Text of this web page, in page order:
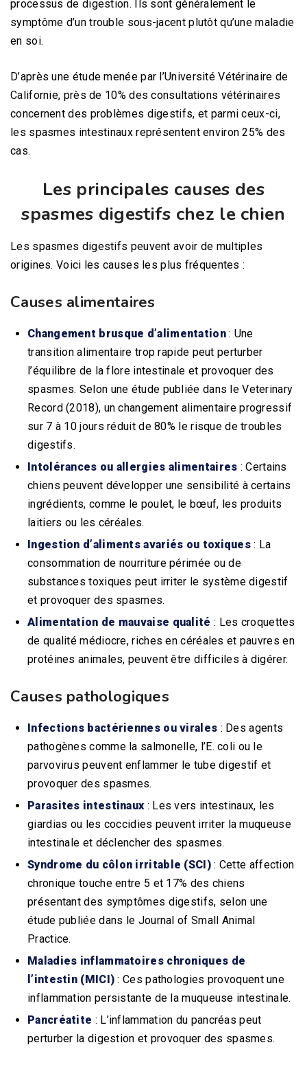
processus de digestion. Ils sont généralement le
symptôme d’un trouble sous-jacent plutôt qu’une maladie
en soi.
D’après une étude menée par l’Université Vétérinaire de
Californie, près de 10% des consultations vétérinaires
concernent des problèmes digestifs, et parmi ceux-ci,
les spasmes intestinaux représentent environ 25% des
cas.
Les principales causes des
spasmes digestifs chez le chien
Les spasmes digestifs peuvent avoir de multiples
origines. Voici les causes les plus fréquentes :
Causes alimentaires
Changement brusque d’alimentation: Une
transition alimentaire trop rapide peut perturber
l’équilibre de la flore intestinale et provoquer des
spasmes. Selon une étude publiée dans le Veterinary
Record (2018), un changement alimentaire progressif
sur 7 à 10 jours réduit de 80% le risque de troubles
digestifs.
Intolérances ou allergies alimentaires : Certains
chiens peuvent développer une sensibilité à certains
ingrédients, comme le poulet, le bœuf, les produits
laitiers ou les céréales.
Ingestion d’aliments avariés ou toxiques : La
consommation de nourriture périmée ou de
substances toxiques peut irriter le système digestif
et provoquer des spasmes.
Alimentation de mauvaise qualité : Les croquettes
de qualité médiocre, riches en céréales et pauvres en
protéines animales, peuvent être difficiles à digérer.
Causes pathologiques
Infections bactériennes ou virales : Des agents
pathogènes comme la salmonelle, l’E. coli ou le
parvovirus peuvent enflammer le tube digestif et
provoquer des spasmes.
Parasites intestinaux : Les vers intestinaux, les
giardias ou les coccidies peuvent irriter la muqueuse
intestinale et déclencher des spasmes.
Syndrome du côlon irritable (SCI): Cette affection
chronique touche entre 5 et 17% des chiens
présentant des symptômes digestifs, selon une
étude publiée dans le Journal of Small Animal
Practice.
Maladies inflammatoires chroniques de
l’intestin (MICI) : Ces pathologies provoquent une
inflammation persistante de la muqueuse intestinale.
Pancréatite : L’inflammation du pancréas peut
perturber la digestion et provoquer des spasmes.